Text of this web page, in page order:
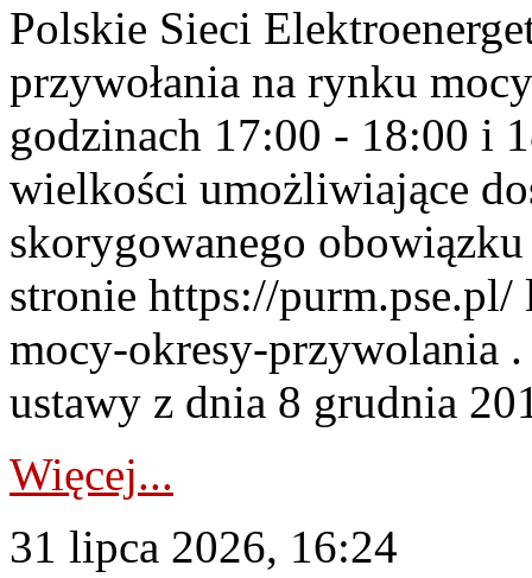
Polskie Sieci
przywołania na rynku
godzinach 17:00 - 18:00 i
wielkości umożliwiające
skorygowanego
stronie https://
mocy-okresy-przywolania
ustawy z dnia 8 grudnia
Więcej...
31 lipca 2026, 16:24